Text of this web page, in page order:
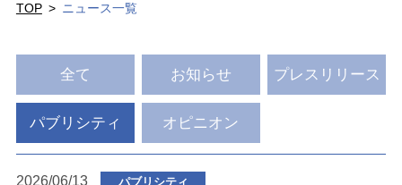
TOP ニュース一覧
全て お知らせ プレスリリース
パブリシティ オピニオン
2026/06/13 パブリシティ